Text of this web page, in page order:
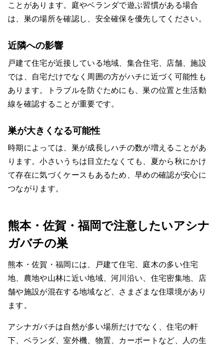
ことがあります。庭やベランダで遊ぶ習慣がある場合
は、巣の場所を確認し、安全確保を優先してください。
近隣への影響
戸建て住宅が近接している地域、集合住宅、店舗、施設
では、自宅だけでなく周囲の方がハチに近づく可能性も
あります。トラブルを防ぐためにも、巣の位置と生活動
線を確認することが重要です。
巣が大きくなる可能性
時期によっては、巣が成長しハチの数が増えることがあ
ります。小さいうちは目立たなくても、夏から秋にかけ
て存在に気づくケースもあるため、早めの確認が安心に
つながります。
熊本・佐賀・福岡で注意したいアシナ
ガバチの巣
熊本・佐賀・福岡には、戸建て住宅、庭木の多い住宅
地、農地や山林に近い地域、河川沿い、住宅密集地、店
舗や施設が混在する地域など、さまざまな住環境があり
ます。
アシナガバチは自然が多い場所だけでなく、住宅の軒
下、ベランダ、室外機、物置、カーポートなど、人の生